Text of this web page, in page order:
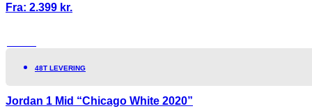
Fra: 2.399 kr.
48T LEVERING
Jordan 1 Mid “Chicago White 2020”